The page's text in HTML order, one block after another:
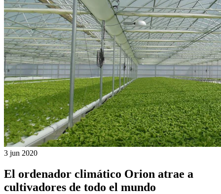
3 jun 2020
El ordenador climático Orion atrae a
cultivadores de todo el mundo